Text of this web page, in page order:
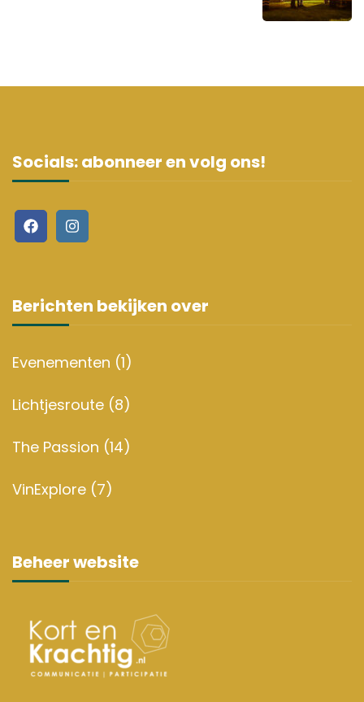
Socials: abonneer en volg ons!
Berichten bekijken over
Evenementen (1)
Lichtjesroute (8)
The Passion (14)
VinExplore (7)
Beheer website